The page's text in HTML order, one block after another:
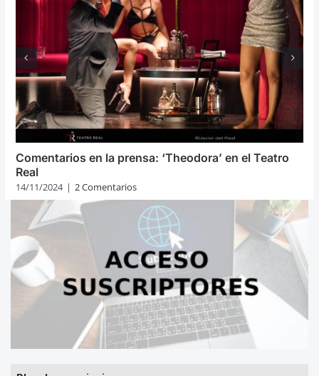
Comentarios en la prensa: ‘Theodora’ en el Teatro
Real
14/11/2024 | 2 Comentarios